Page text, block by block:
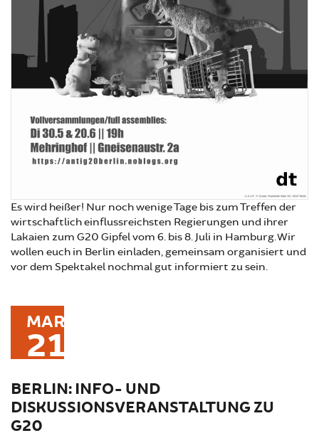
Es wird heißer! Nur noch wenige Tage bis zum Treffen der
wirtschaftlich einflussreichsten Regierungen und ihrer
Lakaien zum G20 Gipfel vom 6. bis 8. Juli in Hamburg. Wir
wollen euch in Berlin einladen, gemeinsam organisiert und
vor dem Spektakel nochmal gut informiert zu sein.
MAR
21
BERLIN: INFO- UND
DISKUSSIONSVERANSTALTUNG ZU
G20